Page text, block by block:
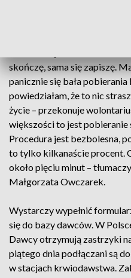
skończę, sama się zapiszę.
panicznie się bała pobierania
powiedziałam, że to nic
życie – przekonuje
większości to jest
Procedura jest bezbolesna,
to tylko kilkanaście procent.
około pięciu minut –
Małgorzata Owczarek.
Wystarczy wypełnić
się do bazy dawców. W
Dawcy otrzymują zastrzyki
piątego dnia podłączani są
w stacjach krwiodawstwa.